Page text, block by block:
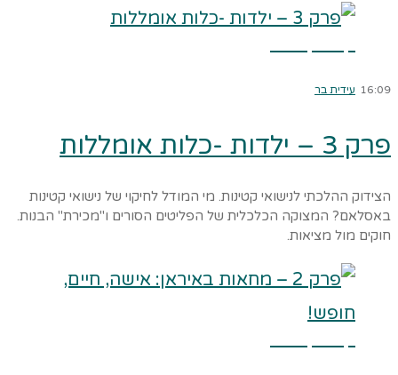
16:09 עידית בר
פרק 3 – ילדות -כלות אומללות
הצידוק ההלכתי לנישואי קטינות. מי המודל לחיקוי של נישואי קטינות
באסלאם? המצוקה הכלכלית של הפליטים הסורים ו"מכירת" הבנות.
חוקים מול מציאות.